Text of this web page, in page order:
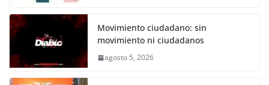
Movimiento ciudadano: sin
movimiento ni ciudadanos
agosto 5, 2026